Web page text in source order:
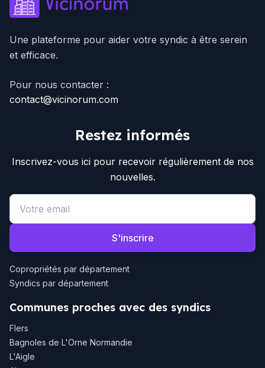
Une plateforme pour aider votre syndic à être serein
et efficace.
Pour nous contacter :
contact@vicinorum.com
Restez informés
Inscrivez-vous ici pour recevoir régulièrement de nos
nouvelles.
Email address
S'inscrire
Copropriétés par département
Syndics par département
Communes proches avec des syndics
Flers
Bagnoles de L'Orne Normandie
L'Aigle